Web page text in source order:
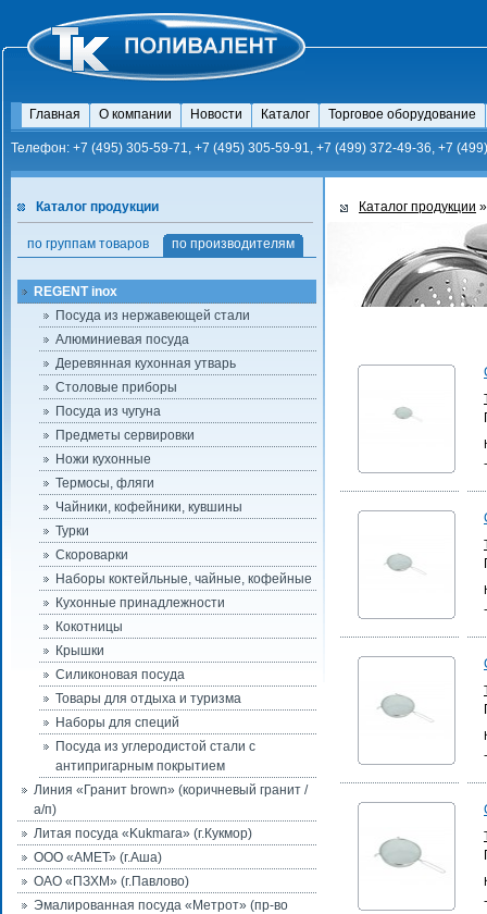
Главная О компании Новости Каталог Торговое оборудование
Телефон: +7 (495) 305-59-71, +7 (495) 305-59-91, +7 (499) 372-49-36, +7
Каталог продукции
по группам товаров по производителям
REGENT inox
Посуда из нержавеющей стали
Алюминиевая посуда
Деревянная кухонная утварь
Столовые приборы
Посуда из чугуна
Предметы сервировки
Ножи кухонные
Термосы, фляги
Чайники, кофейники, кувшины
Турки
Скороварки
Наборы коктейльные, чайные, кофейные
Кухонные принадлежности
Кокотницы
Крышки
Силиконовая посуда
Товары для отдыха и туризма
Наборы для специй
Посуда из углеродистой стали с
антипригарным покрытием
Линия «Гранит brown» (коричневый гранит /
а/п)
Литая посуда «Kukmara» (г.Кукмор)
ООО «АМЕТ» (г.Аша)
ОАО «ПЗХМ» (г.Павлово)
Эмалированная посуда «Метрот» (пр-во
Каталог продукции